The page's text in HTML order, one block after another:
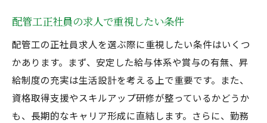
配管工正社員の求人で重視したい条件
配管工の正社員求人を選ぶ際に重視したい条件はいくつ
かあります。まず、安定した給与体系や賞与の有無、昇
給制度の充実は生活設計を考える上で重要です。また、
資格取得支援やスキルアップ研修が整っているかどうか
も、長期的なキャリア形成に直結します。さらに、勤務